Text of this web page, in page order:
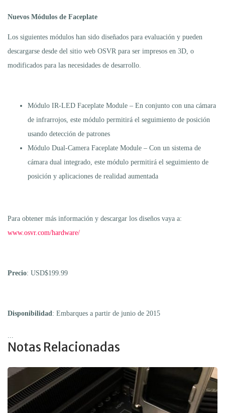
Nuevos Módulos de Faceplate
Los siguientes módulos han sido diseñados para evaluación y pueden
descargarse desde del sitio web OSVR para ser impresos en 3D, o
modificados para las necesidades de desarrollo.
Módulo IR-LED Faceplate Module – En conjunto con una cámara
de infrarrojos, este módulo permitirá el seguimiento de posición
usando detección de patrones
Módulo Dual-Camera Faceplate Module – Con un sistema de
cámara dual integrado, este módulo permitirá el seguimiento de
posición y aplicaciones de realidad aumentada
Para obtener más información y descargar los diseños vaya a:
www.osvr.com/hardware/
Precio: USD$199.99
Disponibilidad : Embarques a partir de junio de 2015
Notas Relacionadas